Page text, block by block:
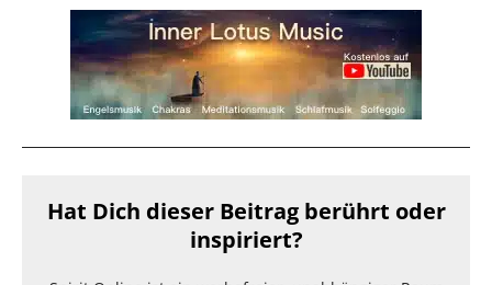
Hat Dich dieser Beitrag berührt oder
inspiriert?